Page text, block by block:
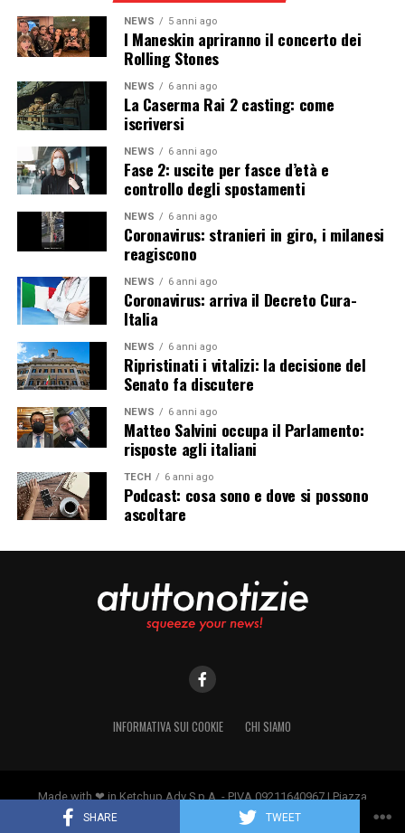
SHARE TWEET
NEWS 5 anni ago
I Maneskin apriranno il concerto dei
Rolling Stones
NEWS 6 anni ago
La Caserma Rai 2 casting: come
iscriversi
NEWS 6 anni ago
Fase 2: uscite per fasce d’età e
controllo degli spostamenti
NEWS 6 anni ago
Coronavirus: stranieri in giro, i milanesi
reagiscono
NEWS 6 anni ago
Coronavirus: arriva il Decreto Cura-
Italia
NEWS 6 anni ago
Ripristinati i vitalizi: la decisione del
Senato fa discutere
NEWS 6 anni ago
Matteo Salvini occupa il Parlamento:
risposte agli italiani
TECH 6 anni ago
Podcast: cosa sono e dove si possono
ascoltare
INFORMATIVA SUI COOKIE CHI SIAMO
Made with ❤ in Ketchup Adv S.p.A. - PIVA.09211640967 | Piazza
Borromeo 14, 20123 Milano